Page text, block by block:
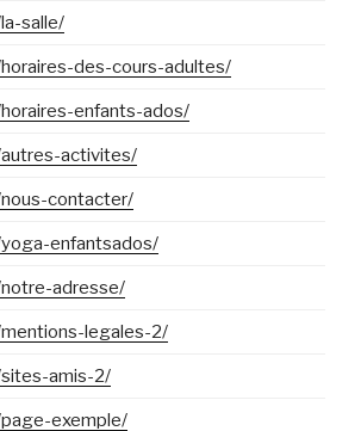
salle/
des-cours-adultes/
enfants-ados/
activites/
contacter/
enfantsados/
adresse/
legales-2/
amis-2/
exemple/